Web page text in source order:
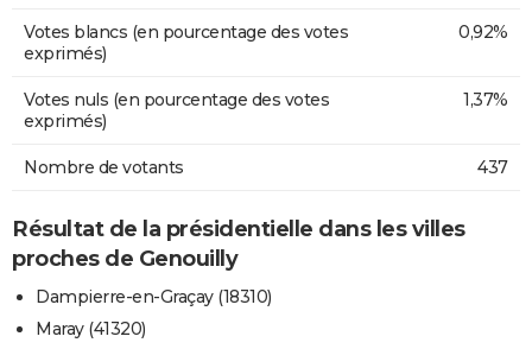
Votes blancs (en pourcentage des votes
exprimés)
0,92%
Votes nuls (en pourcentage des votes
exprimés)
1,37%
Nombre de votants 437
Résultat de la présidentielle dans les villes
proches de Genouilly
Dampierre-en-Graçay (18310)
Maray (41320)